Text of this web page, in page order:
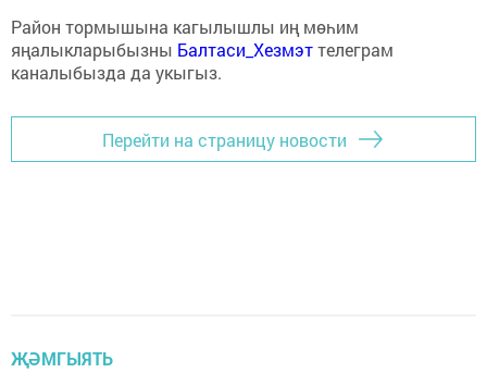
Район тормышына кагылышлы иң мөһим
яңалыкларыбызны Балтаси_Хезмэттелеграм
каналыбызда да укыгыз.
Перейти на страницу новости
ҖӘМГЫЯТЬ